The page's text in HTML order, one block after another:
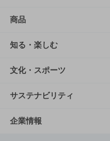
商品
商品TOP
商品一覧
商品発売情報
栄養成分一覧
知る・楽しむ
知る・楽しむTOP
キャンペーン
工場見学
文化・スポーツ
文化・スポーツTOP
サントリーホール
サステナビリティ
サステナビリティTOP
企業情報